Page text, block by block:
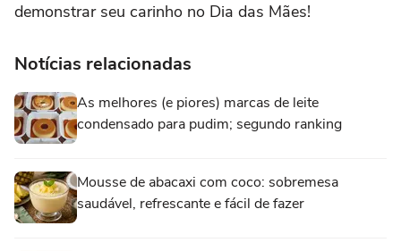
demonstrar seu carinho no Dia das Mães!
Notícias relacionadas
As melhores (e piores) marcas de leite
condensado para pudim; segundo ranking
Mousse de abacaxi com coco: sobremesa
saudável, refrescante e fácil de fazer